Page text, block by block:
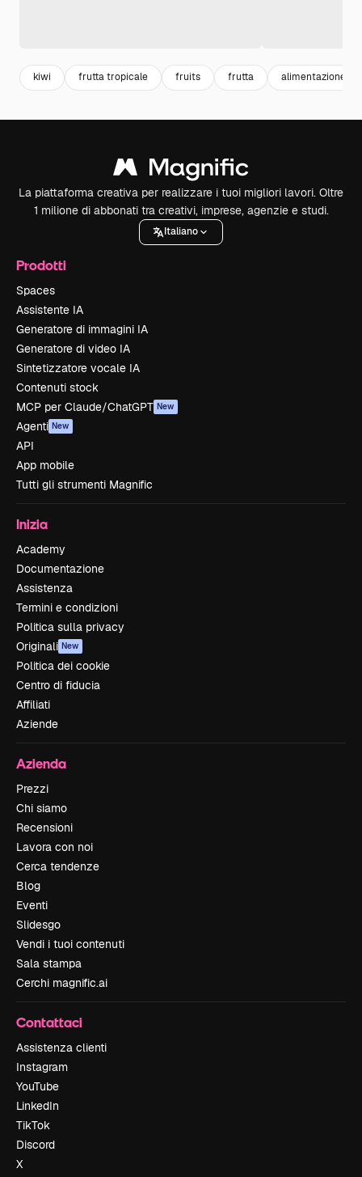
kiwi frutta tropicale fruits frutta alimentazione
La piattaforma creativa per realizzare i tuoi migliori lavori. Oltre
1 milione di abbonati tra creativi, imprese, agenzie e studi.
Italiano
Prodotti
Spaces
Assistente IA
Generatore di immagini IA
Generatore di video IA
Sintetizzatore vocale IA
Contenuti stock
MCP per Claude/ChatGPT New
Agenti New
API
App mobile
Tutti gli strumenti Magnific
Inizia
Academy
Documentazione
Assistenza
Termini e condizioni
Politica sulla privacy
Originali New
Politica dei cookie
Centro di fiducia
Affiliati
Aziende
Azienda
Prezzi
Chi siamo
Recensioni
Lavora con noi
Cerca tendenze
Blog
Eventi
Slidesgo
Vendi i tuoi contenuti
Sala stampa
Cerchi magnific.ai
Contattaci
Assistenza clienti
Instagram
YouTube
LinkedIn
TikTok
Discord
X